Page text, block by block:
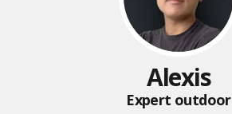
Alexis
Expert outdoor